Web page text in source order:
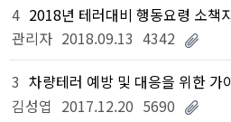
4 2018년 테러대비 행동요령 소책
관리자 2018.09.13 4342
3 차량테러 예방 및 대응을 위한 가
김성엽 2017.12.20 5690